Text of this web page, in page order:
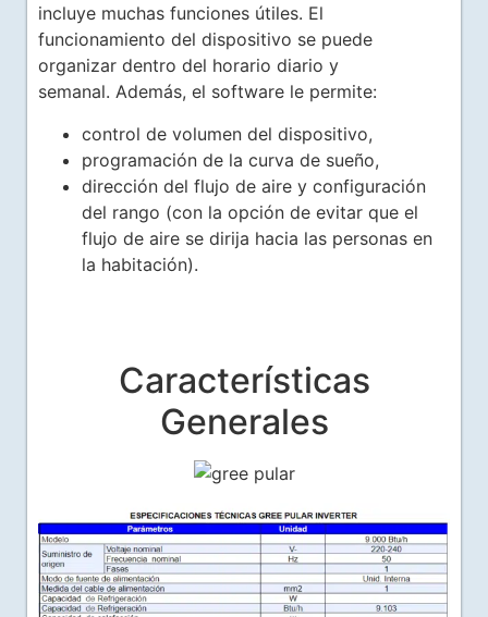
incluye muchas funciones útiles. El
funcionamiento del dispositivo se puede
organizar dentro del horario diario y
semanal. Además, el software le permite:
control de volumen del dispositivo,
programación de la curva de sueño,
dirección del flujo de aire y configuración
del rango (con la opción de evitar que el
flujo de aire se dirija hacia las personas en
la habitación).
Características
Generales